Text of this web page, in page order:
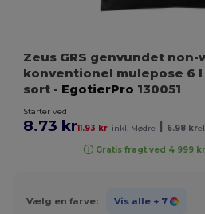
Zeus GRS genvundet non-
konventionel mulepose 6 l
sort - EgotierPro 130051
Starter ved
8.73 kr11.93 kr inkl. Mødre 6.98 kr
Gratis fragt ved 4 999
Vælg en farve: Vis alle + 7